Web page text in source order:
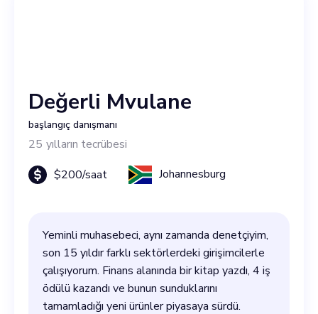
Değerli Mvulane
başlangıç danışmanı
25 yılların tecrübesi
$200/saat Johannesburg
Yeminli muhasebeci, aynı zamanda denetçiyim,
son 15 yıldır farklı sektörlerdeki girişimcilerle
çalışıyorum. Finans alanında bir kitap yazdı, 4 iş
ödülü kazandı ve bunun sunduklarını
tamamladığı yeni ürünler piyasaya sürdü.